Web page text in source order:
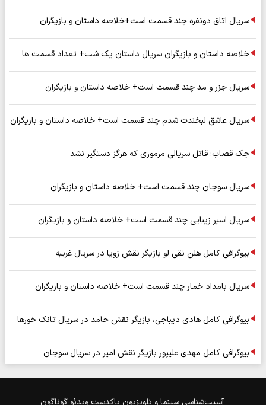
سریال اتاق دونفره چند قسمت است+خلاصه داستان و بازیگران
خلاصه داستان و بازیگران سریال داستان یک شب+ تعداد قسمت ها
سریال جزر و مد چند قسمت است+ خلاصه داستان و بازیگران
سریال عاشق لبخندت شدم چند قسمت است+ خلاصه داستان و بازیگران
جک قصاب؛ قاتل سریالی مرموزی که هرگز دستگیر نشد
سریال سوجان چند قسمت است+ خلاصه داستان و بازیگران
سریال اسیر زیبایی چند قسمت است+ خلاصه داستان و بازیگران
بیوگرافی کامل هلن نقی لو بازیگر نقش زویا در سریال غریبه
سریال بامداد خمار چند قسمت است+ خلاصه داستان و بازیگران
بیوگرافی کامل هادی دیباجی، بازیگر نقش حامد در سریال تانک خورها
بیوگرافی کامل مهدی علیپور بازیگر نقش امیر در سریال سوجان
آسیب‌شناسی سینما و تلویزیون پاکدست ویدئو گوناگون